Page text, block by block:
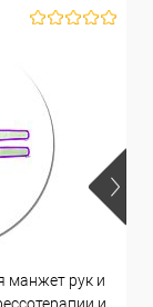
манжет рук и
и